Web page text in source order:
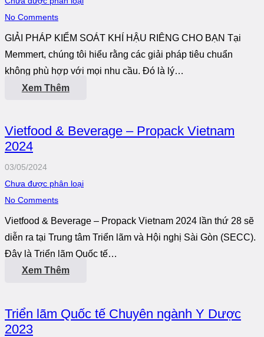
No Comments
GIẢI PHÁP KIỂM SOÁT KHÍ HẬU RIÊNG CHO BẠN Tại
Memmert, chúng tôi hiểu rằng các giải pháp tiêu chuẩn
không phù hợp với mọi nhu cầu. Đó là lý…
Xem Thêm
Vietfood & Beverage – Propack Vietnam
2024
03/05/2024
Chưa được phân loại
No Comments
Vietfood & Beverage – Propack Vietnam 2024 lần thứ 28 sẽ
diễn ra tại Trung tâm Triển lãm và Hội nghị Sài Gòn (SECC).
Đây là Triển lãm Quốc tế…
Xem Thêm
Triển lãm Quốc tế Chuyên ngành Y Dược
2023